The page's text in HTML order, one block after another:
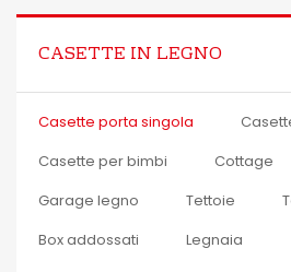
CASETTE IN LEGNO
Casette porta singola
Casette per bimbi
Cottage
Garage legno
Tettoie
Box addossati
Legnaia